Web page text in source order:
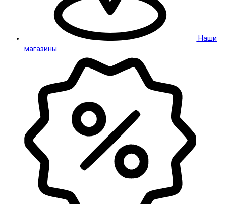
Наши
магазины